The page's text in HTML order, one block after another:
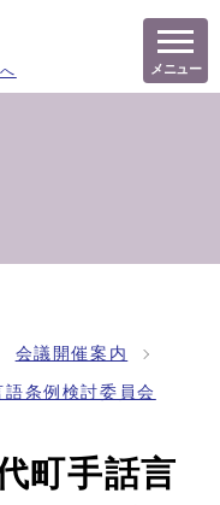
メニュー
会議開催案内
語条例検討委員会
町手話言